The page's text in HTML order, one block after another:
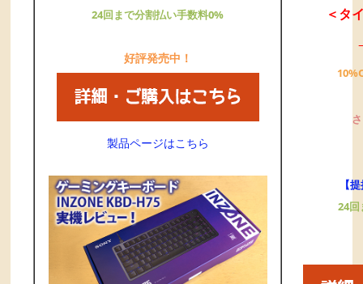
24回まで分割払い手数料0%
好評発売中！
製品ページはこちら
＜タ
【
24回